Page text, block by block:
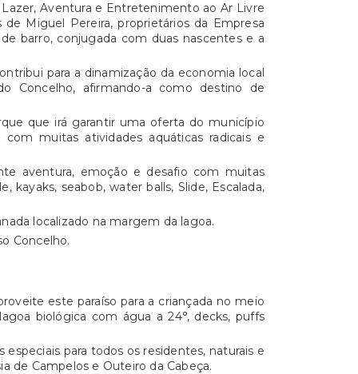
Aventura e Entretenimento ao Ar Livre
Miguel Pereira, proprietários da Empresa
barro, conjugada com duas nascentes e a
para a dinamização da economia local
Concelho, afirmando-a como destino de
que irá garantir uma oferta do município
muitas atividades aquáticas radicais e
aventura, emoção e desafio com muitas
kayaks, seabob, water balls, Slide, Escalada,
localizado na margem da lagoa.
Concelho.
este paraíso para a criançada no meio
biológica com água a 24°, decks, puffs
para todos os residentes, naturais e
de Campelos e Outeiro da Cabeça.